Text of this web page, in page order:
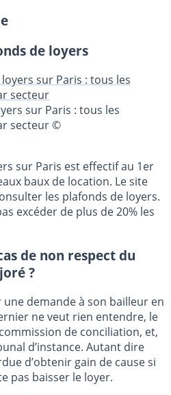
de loyers
sur Paris : tous les
secteur ©
sur Paris est effectif au 1er
baux de location. Le site
les plafonds de loyers.
excéder de plus de 20% les
de non respect du
?
demande à son bailleur en
ne veut rien entendre, le
de conciliation, et,
d’instance. Autant dire
d’obtenir gain de cause si
pas baisser le loyer.